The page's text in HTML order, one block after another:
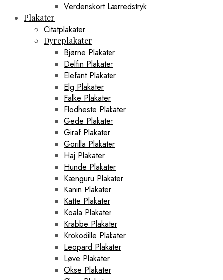
Verdenskort Lærredstryk
Plakater
Citatplakater
Dyreplakater
Bjørne Plakater
Delfin Plakater
Elefant Plakater
Elg Plakater
Falke Plakater
Flodheste Plakater
Gede Plakater
Giraf Plakater
Gorilla Plakater
Haj Plakater
Hunde Plakater
Kænguru Plakater
Kanin Plakater
Katte Plakater
Koala Plakater
Krabbe Plakater
Krokodille Plakater
Leopard Plakater
Løve Plakater
Okse Plakater